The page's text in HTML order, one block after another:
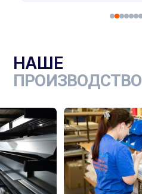
НАШЕ
ПРОИЗВОДСТВО